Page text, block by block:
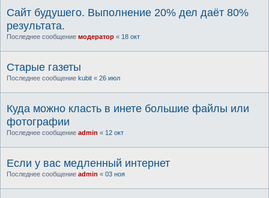
Сайт будушего. Выполнение 20% дел даёт 80%
результата.
Последнее сообщение модератор « 18 окт
Старые газеты
Последнее сообщение kubit « 26 июл
Куда можно класть в инете большие файлы или
фотографии
Последнее сообщение admin « 12 окт
Если у вас медленный интернет
Последнее сообщение admin « 03 ноя